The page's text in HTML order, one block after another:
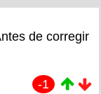
de corregir
-1